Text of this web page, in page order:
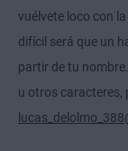
vuélvete loco con
difícil será que un
partir de tu
u otros caracteres,